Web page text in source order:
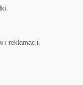
i reklamacji.